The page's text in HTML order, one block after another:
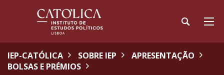
IEP-CATÓLICA SOBRE IEP
APRESENTAÇÃO
BOLSAS E PRÉMIOS